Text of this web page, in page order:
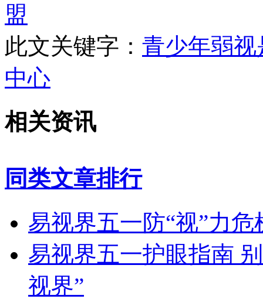
盟
此文关键字： 青少年弱
中心
相关资讯
同类文章排行
易视界五一防“视”力
易视界五一护眼指南
视界”